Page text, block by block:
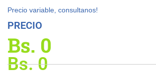
Precio variable, consultanos!
PRECIO
Bs. 0
Bs.0